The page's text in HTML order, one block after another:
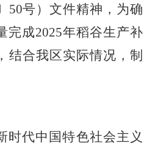
50号）文件精神，为确
完成2025年稻谷生产补
结合我区实际情况，制
时代中国特色社会主义